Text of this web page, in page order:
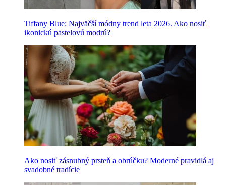
Tiffany Blue: Najväčší módny trend leta 2026. Ako nosiť
ikonickú pastelovú modrú?
Ako nosiť zásnubný prsteň a obrúčku? Moderné pravidlá aj
svadobné tradície